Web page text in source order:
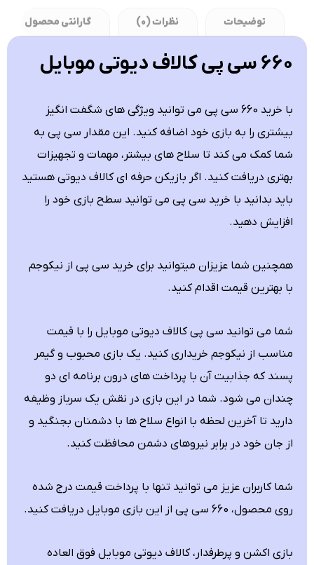
توضیحات نظرات (0) گارانتی محصول
660 سی پی کالاف دیوتی موبایل
با خرید 660 سی پی می توانید ویژگی های شگفت انگیز
بیشتری را به بازی خود اضافه کنید. این مقدار سی پی به
شما کمک می کند تا سلاح های بیشتر، مهمات و تجهیزات
بهتری دریافت کنید. اگر بازیکن حرفه ای کالاف دیوتی هستید
باید بدانید با خرید سی پی می توانید سطح بازی خود را
افزایش دهید.
همچنین شما عزیزان میتوانید برای خرید سی پی از نیکوجم
با بهترین قیمت اقدام کنید.
شما می توانید سی پی کالاف دیوتی موبایل را با قیمت
مناسب از نیکوجم خریداری کنید. یک بازی محبوب و گیمر
پسند که جذابیت آن با پرداخت های درون برنامه ای دو
چندان می شود. شما در این بازی در نقش یک سرباز وظیفه
دارید تا آخرین لحظه با انواع سلاح ها با دشمنان بجنگید و
از جان خود در برابر نیروهای دشمن محافظت کنید.
شما کاربران عزیز می توانید تنها با پرداخت قیمت درج شده
روی محصول، 660 سی پی از این بازی موبایل دریافت کنید.
بازی اکشن و پرطرفدار، کالاف دیوتی موبایل فوق العاده